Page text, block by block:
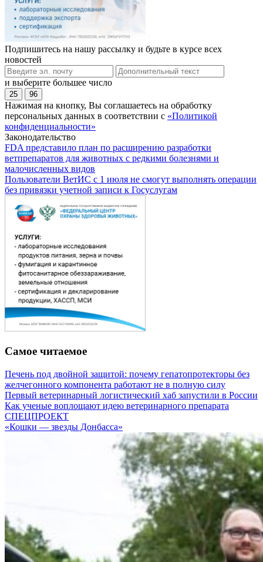
Подпишитесь на нашу рассылку и будьте в курсе всех
новостей
и выберите большее число
25 96
Нажимая на кнопку, Вы соглашаетесь на обработку
персональных данных в соответствии с «Политикой
конфиденциальности»
Законодательство
FDA представило план по расширению разработки
ветпрепаратов для животных с редкими болезнями и
малочисленных видов
Пользователи ВетИС с 1 июля не смогут выполнять операции
без привязки учетной записи к Госуслугам
Самое читаемое
Печень под двойной защитой: почему гепатопротекторы без
желчегонного компонента работают не в полную силу
Первый ветеринарный логистический хаб запустили в России
Как ученые воплощают идею ветеринарного препарата
СПЕЦПРОЕКТ
«Кошки — звезды Донбасса»